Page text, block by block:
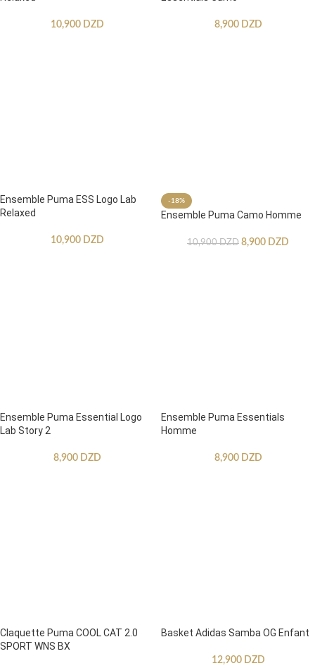
10,900 DZD 8,900 DZD
Ensemble Puma ESS Logo Lab
Relaxed
10,900 DZD
-18%
Ensemble Puma Camo Homme
10,900DZD 8,900 DZD
Ensemble Puma Essential Logo
Lab Story 2
8,900 DZD
Ensemble Puma Essentials
Homme
8,900 DZD
Claquette Puma COOL CAT 2.0
SPORT WNS BX
Basket Adidas Samba OG Enfant
12,900 DZD